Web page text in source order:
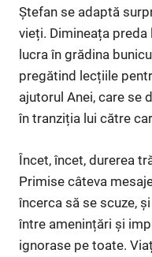
Ștefan se adaptă
vieți. Dimineața preda
lucra în grădina
pregătind lecțiile
ajutorul Anei, care se
în tranziția lui către
Încet, încet, durerea
Primise câteva
încerca să se scuze,
între amenințări și
ignorase pe toate.